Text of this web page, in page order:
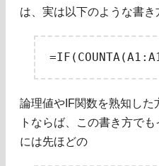
は、実は以下のような書き
論理値やIF関数を熟知した
トならば、この書き方で
には先ほどの